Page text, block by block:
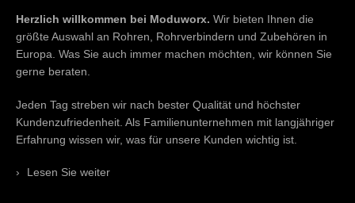
Herzlich willkommen bei Moduworx. Wir bieten Ihnen die
größte Auswahl an Rohren, Rohrverbindern und Zubehören in
Europa. Was Sie auch immer machen möchten, wir können Sie
gerne beraten.
Jeden Tag streben wir nach bester Qualität und höchster
Kundenzufriedenheit. Als Familienunternehmen mit langjähriger
Erfahrung wissen wir, was für unsere Kunden wichtig ist.
› Lesen Sie weiter